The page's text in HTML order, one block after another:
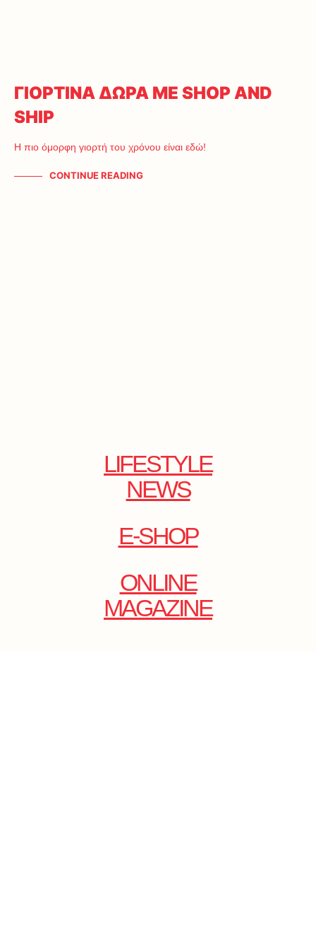
ΓΙΟΡΤΙΝΑ ΔΩΡΑ ΜΕ SHOP AND
SHIP
Η πιο όμορφη γιορτή του χρόνου είναι εδώ!
CONTINUE READING
LIFESTYLE
NEWS
E-SHOP
ONLINE
MAGAZINE